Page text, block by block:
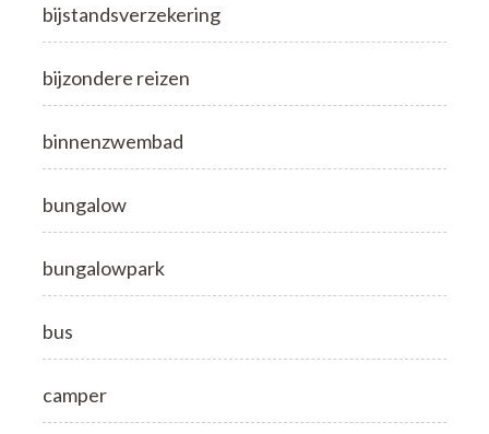
bijstandsverzekering
bijzondere reizen
binnenzwembad
bungalow
bungalowpark
bus
camper